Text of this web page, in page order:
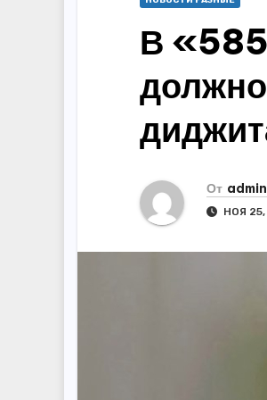
В
От admin
НОЯ